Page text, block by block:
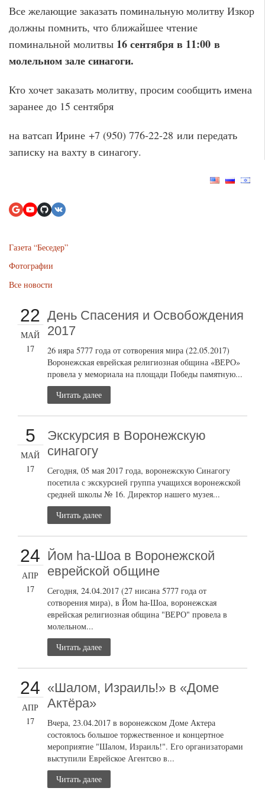
Все желающие заказать поминальную молитву Изкор
должны помнить, что ближайшее чтение
поминальной молитвы 16 сентября в 11:00 в
молельном зале синагоги.
Кто хочет заказать молитву, просим сообщить имена
заранее до 15 сентября
на ватсап Ирине +7 (950) 776-22-28 или передать
записку на вахту в синагогу.
Газета “Беседер”
Фотографии
Все новости
22
МАЙ
17
День Спасения и Освобождения
2017
26 ияра 5777 года от сотворения мира (22.05.2017)
Воронежская еврейская религиозная община «ВЕРО»
провела у мемориала на площади Победы памятную...
Читать далее
5
МАЙ
17
Экскурсия в Воронежскую
синагогу
Сегодня, 05 мая 2017 года, воронежскую Синагогу
посетила с экскурсией группа учащихся воронежской
средней школы № 16. Директор нашего музея...
Читать далее
24
АПР
17
Йом ha-Шоа в Воронежской
еврейской общине
Сегодня, 24.04.2017 (27 нисана 5777 года от
сотворения мира), в Йом ha-Шоа, воронежская
еврейская религиозная община "ВЕРО" провела в
молельном...
Читать далее
24
АПР
17
«Шалом, Израиль!» в «Доме
Актёра»
Вчера, 23.04.2017 в воронежском Доме Актера
состоялось большое торжественное и концертное
мероприятие "Шалом, Израиль!". Его организаторами
выступили Еврейское Агентсво в...
Читать далее